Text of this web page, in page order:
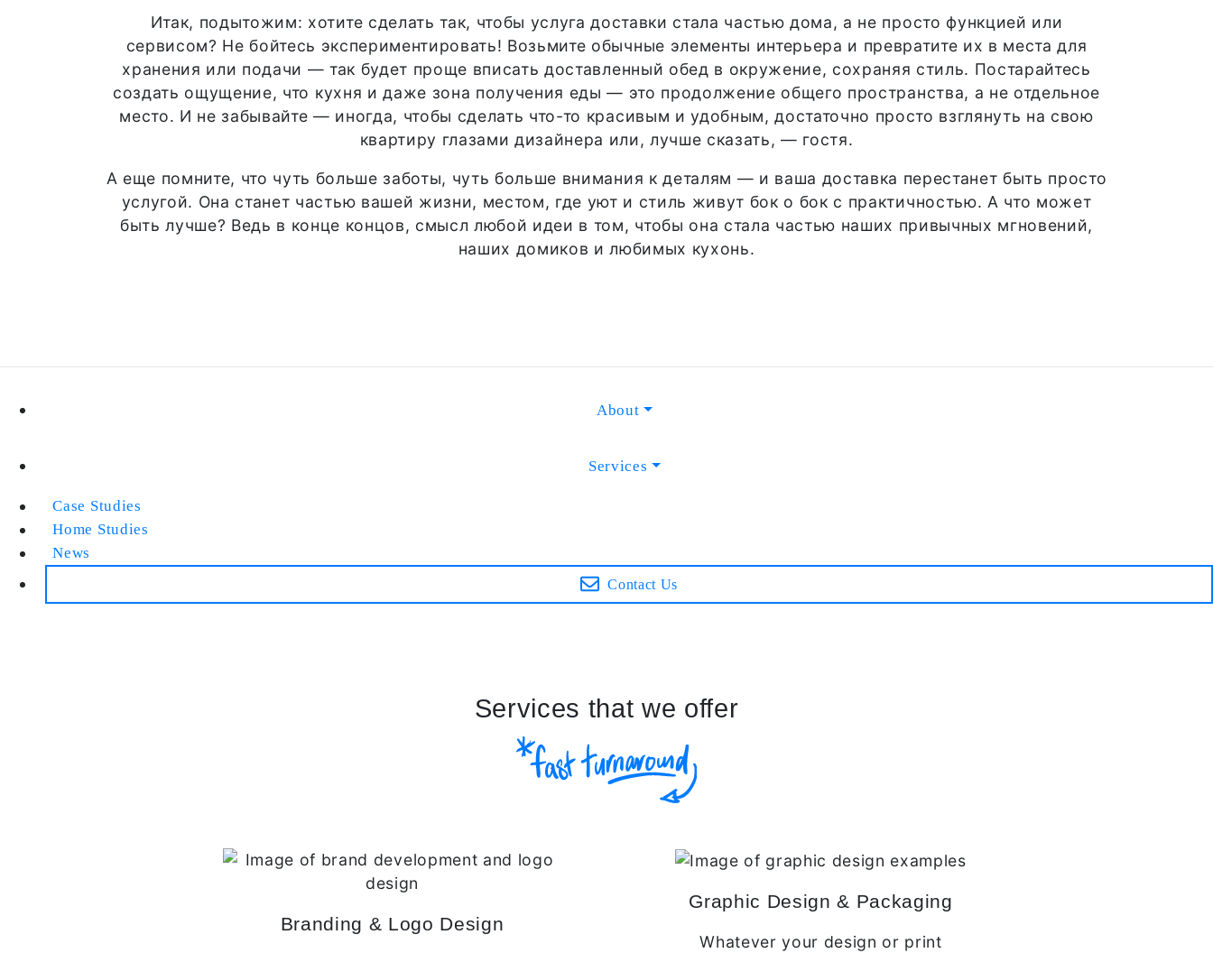
Итак, подытожим: хотите сделать так, чтобы услуга доставки стала частью дома, а не просто функцией или
сервисом? Не бойтесь экспериментировать! Возьмите обычные элементы интерьера и превратите их в места для
хранения или подачи — так будет проще вписать доставленный обед в окружение, сохраняя стиль. Постарайтесь
создать ощущение, что кухня и даже зона получения еды — это продолжение общего пространства, а не отдельное
место. И не забывайте — иногда, чтобы сделать что-то красивым и удобным, достаточно просто взглянуть на свою
квартиру глазами дизайнера или, лучше сказать, — гостя.
А еще помните, что чуть больше заботы, чуть больше внимания к деталям — и ваша доставка перестанет быть просто
услугой. Она станет частью вашей жизни, местом, где уют и стиль живут бок о бок с практичностью. А что может
быть лучше? Ведь в конце концов, смысл любой идеи в том, чтобы она стала частью наших привычных мгновений,
наших домиков и любимых кухонь.
About
Services
Case Studies
Home Studies
News
Contact Us
Services that we offer
Branding & Logo Design
Graphic Design & Packaging
Whatever your design or print